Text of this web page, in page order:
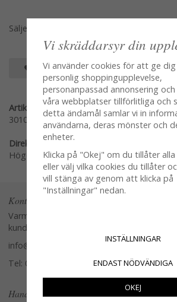
Säljes utan ljus
SPARA SOM FAVORIT
Artikelnummer:
30109
Direktlänk:
Högerklicka och kopiera adressen
Kontakta oss
Varmt välkommen att kontakta vår
kundtjänst.
info@glasverandan.se
Tel: 079-3495968
Handla
Vi skräddarsyr din
Vi använder cookies för att ge dig
personlig shoppingupplevelse,
personanpassad annonsering
våra webbplatser tillförlitliga och
detta ändamål samlar vi in
användarna, deras mönster och
enheter.
Klicka på "Okej" om du tillåter alla
eller välj vilka cookies du tillåter
vill stänga av genom att klicka på
"Inställningar" nedan.
INSTÄLLNINGAR
ENDAST NÖDVÄNDIGA
OKEJ